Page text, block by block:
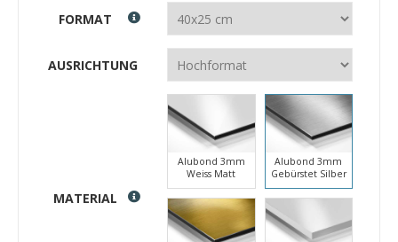
FORMAT
AUSRICHTUNG
MATERIAL
Alubond 3mm
Weiss Matt
Alubond 3mm
Gebürstet Silber